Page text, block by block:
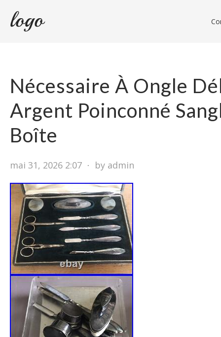
Nécessaire À Ongle
Argent Poinconné
Boîte
mai 31, 2026 2:07 ⋅ by admin